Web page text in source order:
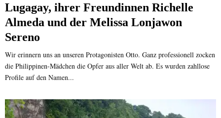
Lugagay, ihrer Freundinnen Richelle
Almeda und der Melissa Lonjawon
Sereno
Wir erinnern uns an unseren Protagonisten Otto. Ganz professionell zocken
die Philippinen-Mädchen die Opfer aus aller Welt ab. Es wurden zahllose
Profile auf den Namen...